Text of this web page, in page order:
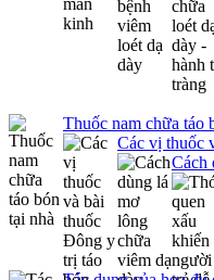
Thuốc nam chữa táo
Các vị thuốc
Cách